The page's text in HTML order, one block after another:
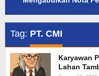
Tag: PT. CMI
Karyawan
Lahan